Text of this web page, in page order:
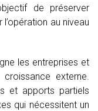
de préserver
au niveau
les entreprises et
externe.
et apports partiels
qui nécessitent un